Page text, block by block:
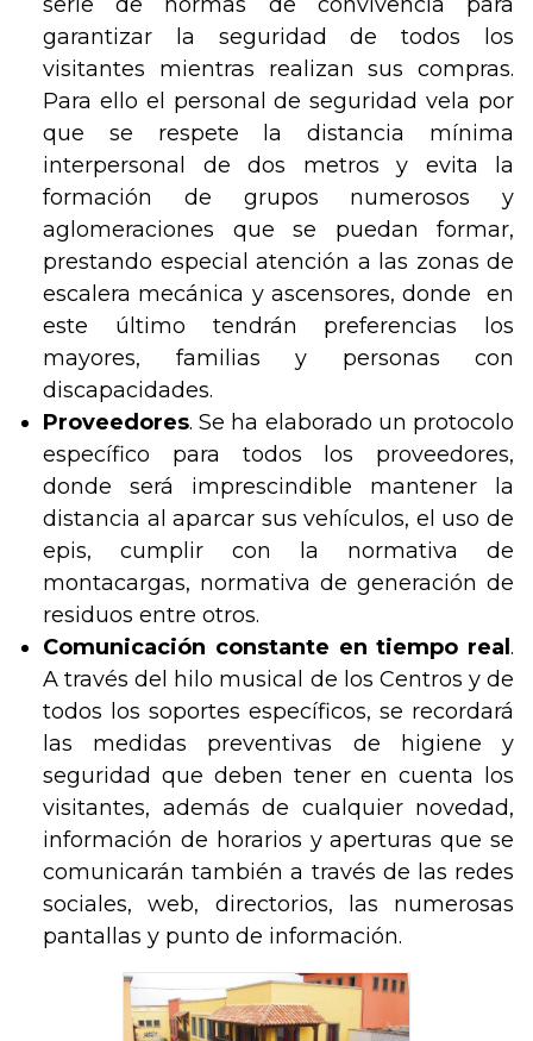
garantizar la seguridad de todos los
visitantes mientras realizan sus compras.
Para ello el personal de seguridad vela por
que se respete la distancia mínima
interpersonal de dos metros y evita la
formación de grupos numerosos y
aglomeraciones que se puedan formar,
prestando especial atención a las zonas de
escalera mecánica y ascensores, donde en
este último tendrán preferencias los
mayores, familias y personas con
discapacidades.
Proveedores. Se ha elaborado un protocolo
específico para todos los proveedores,
donde será imprescindible mantener la
distancia al aparcar sus vehículos, el uso de
epis, cumplir con la normativa de
montacargas, normativa de generación de
residuos entre otros.
Comunicación constante en tiempo real .
A través del hilo musical de los Centros y de
todos los soportes específicos, se recordará
las medidas preventivas de higiene y
seguridad que deben tener en cuenta los
visitantes, además de cualquier novedad,
información de horarios y aperturas que se
comunicarán también a través de las redes
sociales, web, directorios, las numerosas
pantallas y punto de información.